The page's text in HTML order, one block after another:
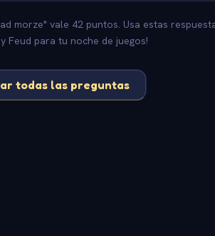
morze" vale 42 puntos. Usa estas
Feud para tu noche de juegos!
todas las preguntas